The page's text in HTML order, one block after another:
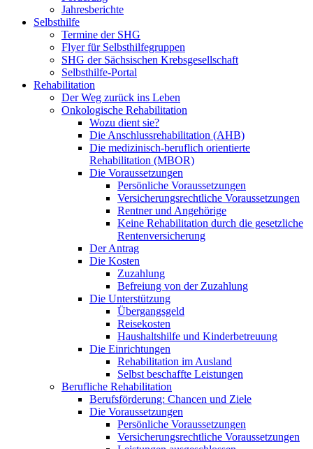
Jahresberichte
Selbsthilfe
Termine der SHG
Flyer für Selbsthilfegruppen
SHG der Sächsischen Krebsgesellschaft
Selbsthilfe-Portal
Rehabilitation
Der Weg zurück ins Leben
Onkologische Rehabilitation
Wozu dient sie?
Die Anschlussrehabilitation (AHB)
Die medizinisch-beruflich orientierte
Rehabilitation (MBOR)
Die Voraussetzungen
Persönliche Voraussetzungen
Versicherungsrechtliche Voraussetzungen
Rentner und Angehörige
Keine Rehabilitation durch die gesetzliche
Rentenversicherung
Der Antrag
Die Kosten
Zuzahlung
Befreiung von der Zuzahlung
Die Unterstützung
Übergangsgeld
Reisekosten
Haushaltshilfe und Kinderbetreuung
Die Einrichtungen
Rehabilitation im Ausland
Selbst beschaffte Leistungen
Berufliche Rehabilitation
Berufsförderung: Chancen und Ziele
Die Voraussetzungen
Persönliche Voraussetzungen
Versicherungsrechtliche Voraussetzungen